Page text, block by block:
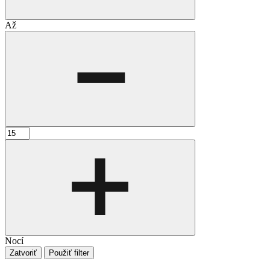
Až
Nocí
Zatvoriť Použiť filter